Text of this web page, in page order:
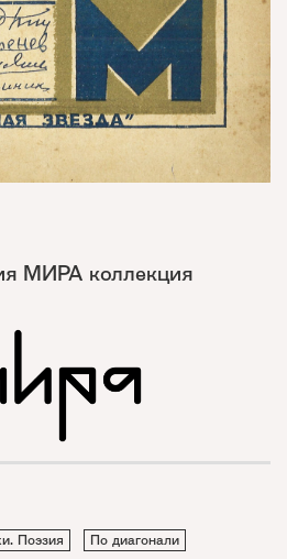
МИРА коллекция
Поэзия
По диагонали